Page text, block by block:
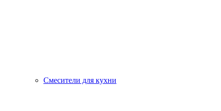
Смесители для кухни